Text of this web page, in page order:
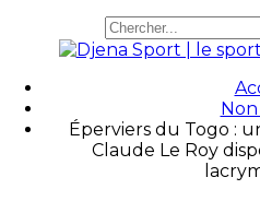
Non
Éperviers du Togo :
Claude Le Roy